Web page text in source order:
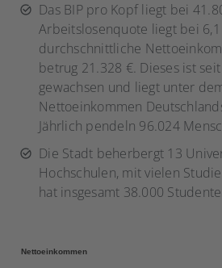
Das BIP pro Kopf liegt bei
Arbeitslosenquote liegt bei 6,1
durchschnittliche
betrug 21.328 €. Dieses ist
gewachsen und liegt unter
Nettoeinkommen
Jährlich pendeln 96.024
Die Stadt beherbergt 13
Hochschulen, mit vielen
hat insgesamt 38.000